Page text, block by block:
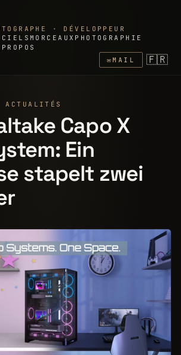
· DÉVELOPPEUR
MORCEAUX PHOTOGRAPHIE
✉MAIL 🇫🇷
Capo X
Ein
stapelt zwei